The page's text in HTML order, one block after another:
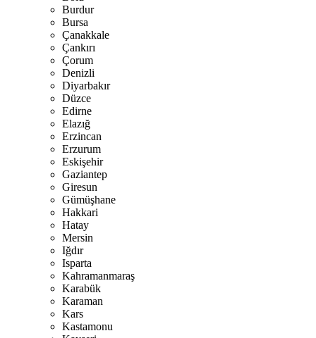
Burdur
Bursa
Çanakkale
Çankırı
Çorum
Denizli
Diyarbakır
Düzce
Edirne
Elazığ
Erzincan
Erzurum
Eskişehir
Gaziantep
Giresun
Gümüşhane
Hakkari
Hatay
Mersin
Iğdır
Isparta
Kahramanmaraş
Karabük
Karaman
Kars
Kastamonu